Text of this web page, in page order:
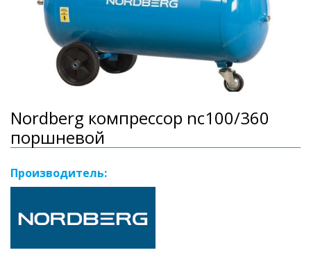
Nordberg компрессор nc100/360
поршневой
Производитель: